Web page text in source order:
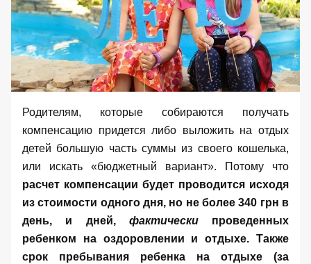
Родителям, которые собираются получать
компенсацию придется либо выложить на отдых
детей большую часть суммы из своего кошелька,
или искать «бюджетный вариант». Потому что
расчет компенсации будет проводится исходя
из стоимости одного дня, но не более 340 грн в
день, и дней, фактическипроведенных
ребенком на оздоровлении и отдыхе. Также
срок пребывания ребенка на отдыхе (за